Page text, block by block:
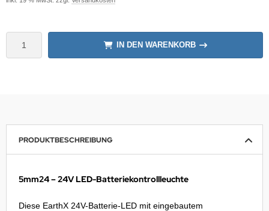
IN DEN WARENKORB
PRODUKTBESCHREIBUNG
5mm24 – 24V LED-Batteriekontrollleuchte
Diese EarthX 24V-Batterie-LED mit eingebautem